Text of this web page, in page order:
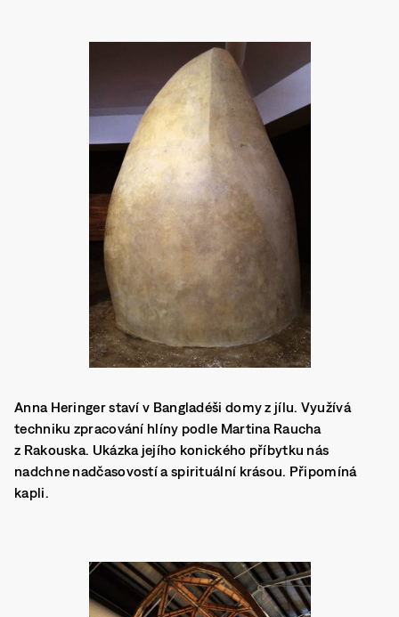
Anna Heringer staví v Bangladéši domy z jílu. Využívá
techniku zpracování hlíny podle Martina Raucha
z Rakouska. Ukázka jejího konického příbytku nás
nadchne nadčasovostí a spirituální krásou. Připomíná
kapli.